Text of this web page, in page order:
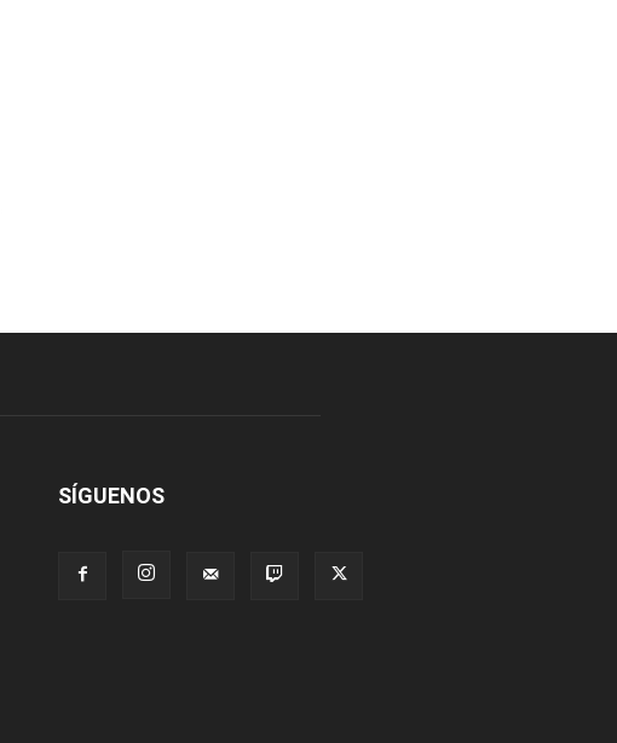
SÍGUENOS